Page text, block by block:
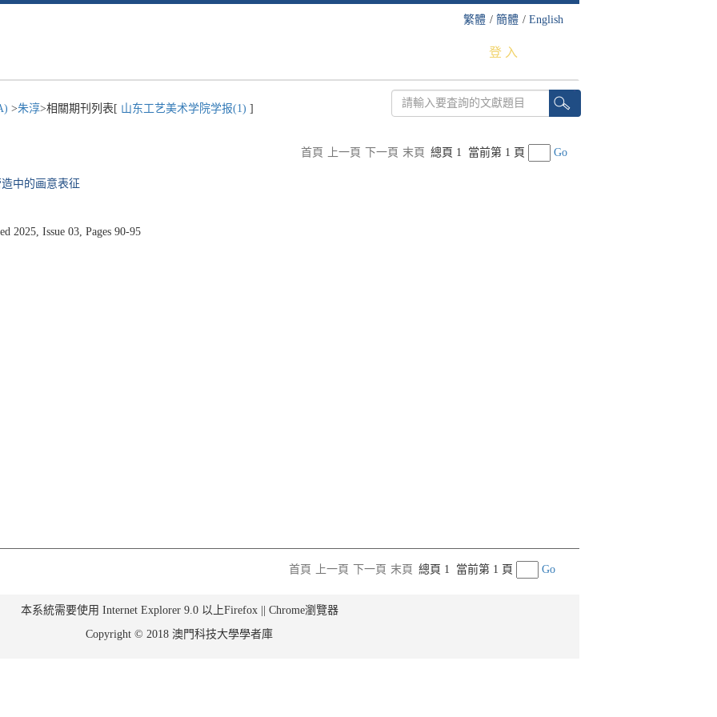
繁體 / 簡體 / English
登 入
>朱淳>相關期刊列表[ 山东工艺美术学院学报(1) ]
首頁 上一頁 下一頁 末頁 總頁 1 當前第 1 頁 Go
中的画意表征
2025, Issue 03, Pages 90-95
首頁
上一頁 下一頁 末頁 總頁 1 當前第 1 頁 Go
本系統需要使用 Internet Explorer 9.0 以上Firefox || Chrome瀏覽器
Copyright © 2018 澳門科技大學學者庫